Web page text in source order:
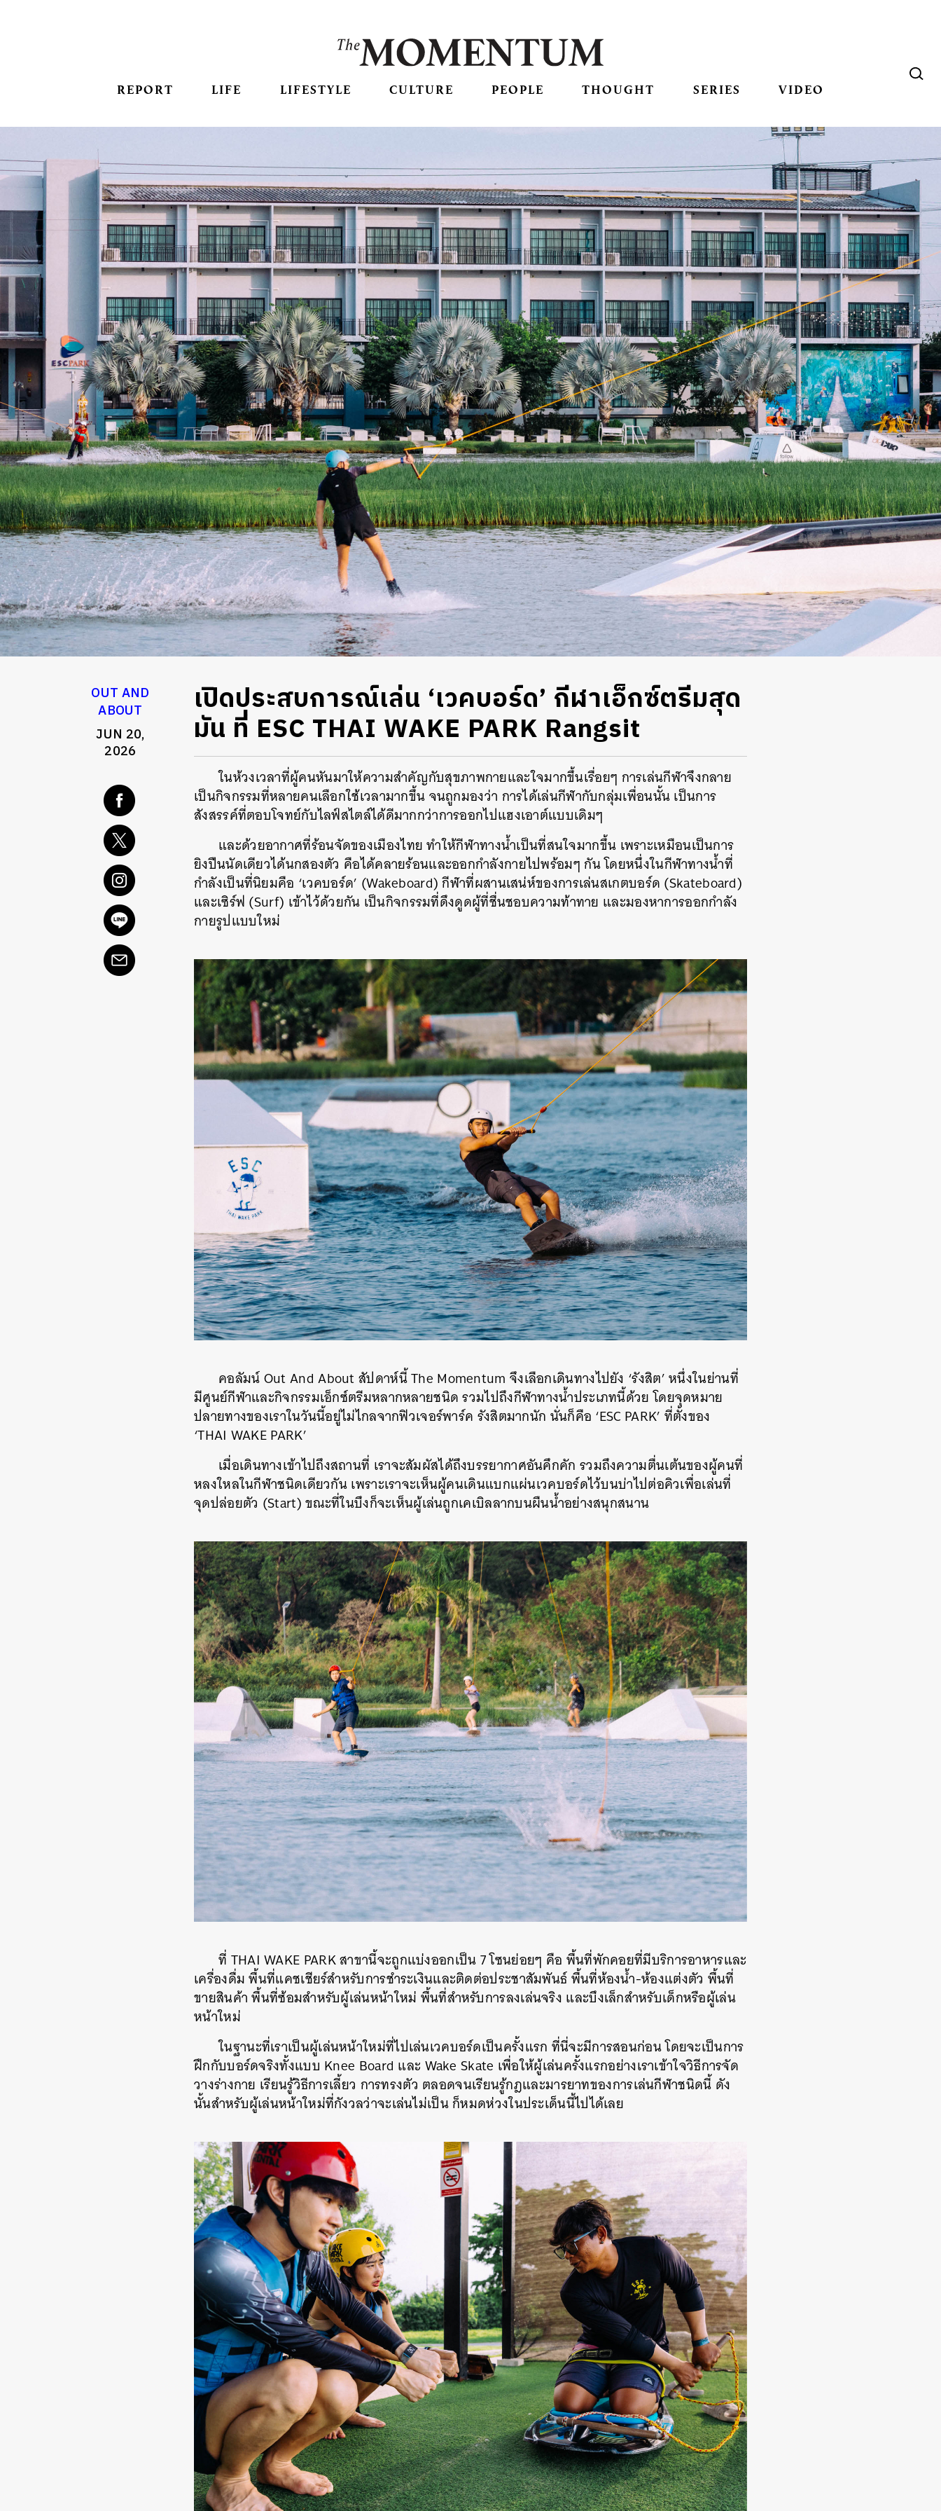
REPORT LIFE LIFESTYLE CULTURE PEOPLE THOUGHT SERIES VIDEO
OUT AND
ABOUT
JUN 20,
2026
เปิดประสบการณ์เล่น ‘เวคบอร์ด’ กีฬาเอ็กซ์ตรีมสุด
มัน ที่ ESC THAI WAKE PARK Rangsit
ในห้วงเวลาที่ผู้คนหันมาให้ความสำคัญกับสุขภาพกายและใจมากขึ้นเรื่อยๆ การเล่นกีฬาจึงกลาย
เป็นกิจกรรมที่หลายคนเลือกใช้เวลามากขึ้น จนถูกมองว่า การได้เล่นกีฬากับกลุ่มเพื่อนนั้น เป็นการ
สังสรรค์ที่ตอบโจทย์กับไลฟ์สไตล์ได้ดีมากกว่าการออกไปแฮงเอาต์แบบเดิมๆ
และด้วยอากาศที่ร้อนจัดของเมืองไทย ทำให้กีฬาทางน้ำเป็นที่สนใจมากขึ้น เพราะเหมือนเป็นการ
ยิงปืนนัดเดียวได้นกสองตัว คือได้คลายร้อนและออกกำลังกายไปพร้อมๆ กัน โดยหนึ่งในกีฬาทางน้ำที่
กำลังเป็นที่นิยมคือ ‘เวคบอร์ด’ (Wakeboard) กีฬาที่ผสานเสน่ห์ของการเล่นสเกตบอร์ด (Skateboard)
และเซิร์ฟ (Surf) เข้าไว้ด้วยกัน เป็นกิจกรรมที่ดึงดูดผู้ที่ชื่นชอบความท้าทาย และมองหาการออกกำลัง
กายรูปแบบใหม่
คอลัมน์ Out And About สัปดาห์นี้ The Momentum จึงเลือกเดินทางไปยัง ‘รังสิต’ หนึ่งในย่านที่
มีศูนย์กีฬาและกิจกรรมเอ็กซ์ตรีมหลากหลายชนิด รวมไปถึงกีฬาทางน้ำประเภทนี้ด้วย โดยจุดหมาย
ปลายทางของเราในวันนี้อยู่ไม่ไกลจากฟิวเจอร์พาร์ค รังสิตมากนัก นั่นก็คือ ‘ESC PARK’ ที่ตั้งของ
‘THAI WAKE PARK’
เมื่อเดินทางเข้าไปถึงสถานที่ เราจะสัมผัสได้ถึงบรรยากาศอันคึกคัก รวมถึงความตื่นเต้นของผู้คนที่
หลงใหลในกีฬาชนิดเดียวกัน เพราะเราจะเห็นผู้คนเดินแบกแผ่นเวคบอร์ดไว้บนบ่าไปต่อคิวเพื่อเล่นที่
จุดปล่อยตัว (Start) ขณะที่ในบึงก็จะเห็นผู้เล่นถูกเคเบิลลากบนผืนน้ำอย่างสนุกสนาน
ที่ THAI WAKE PARK สาขานี้จะถูกแบ่งออกเป็น 7 โซนย่อยๆ คือ พื้นที่พักคอยที่มีบริการอาหารและ
เครื่องดื่ม พื้นที่แคชเชียร์สำหรับการชำระเงินและติดต่อประชาสัมพันธ์ พื้นที่ห้องน้ำ-ห้องแต่งตัว พื้นที่
ขายสินค้า พื้นที่ซ้อมสำหรับผู้เล่นหน้าใหม่ พื้นที่สำหรับการลงเล่นจริง และบึงเล็กสำหรับเด็กหรือผู้เล่น
หน้าใหม่
ในฐานะที่เราเป็นผู้เล่นหน้าใหม่ที่ไปเล่นเวคบอร์ดเป็นครั้งแรก ที่นี่จะมีการสอนก่อน โดยจะเป็นการ
ฝึกกับบอร์ดจริงทั้งแบบ Knee Board และ Wake Skate เพื่อให้ผู้เล่นครั้งแรกอย่างเราเข้าใจวิธีการจัด
วางร่างกาย เรียนรู้วิธีการเลี้ยว การทรงตัว ตลอดจนเรียนรู้กฎและมารยาทของการเล่นกีฬาชนิดนี้ ดัง
นั้นสำหรับผู้เล่นหน้าใหม่ที่กังวลว่าจะเล่นไม่เป็น ก็หมดห่วงในประเด็นนี้ไปได้เลย
ค้นหา
SHARE TWEET LINE EMAIL